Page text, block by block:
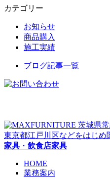
カテゴリー
お知らせ
商品購入
施工実績
ブログ記事一覧
茨城県
東京都江戸川区などをはじめ
家具 ・ 飲食店家具
HOME
業務案内